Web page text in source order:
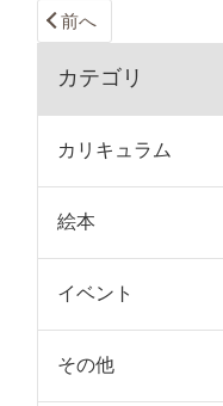
前へ
カテゴリ
カリキュラム
絵本
イベント
その他